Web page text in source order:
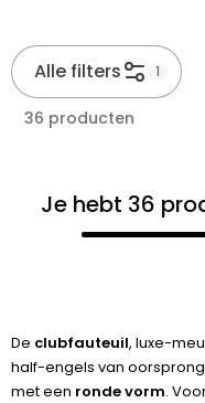
Alle filters 1
36 producten
Je hebt 36
De clubfauteuil, luxe-
half-engels van
met een ronde vorm.